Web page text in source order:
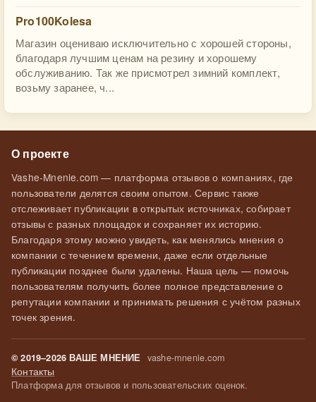
Pro100Kolesa
Магазин оцениваю исключительно с хорошей стороны,
благодаря лучшим ценам на резину и хорошему
обслуживанию. Так же присмотрел зимний комплект,
возьму заранее, ч...
О проекте
Vashe-Mnenie.com — платформа отзывов о компаниях, где
пользователи делятся своим опытом. Сервис также
отслеживает публикации в открытых источниках, собирает
отзывы с разных площадок и сохраняет их историю.
Благодаря этому можно увидеть, как менялись мнения о
компании с течением времени, даже если отдельные
публикации позднее были удалены. Наша цель — помочь
пользователям получить более полное представление о
репутации компании и принимать решения с учётом разных
точек зрения.
© 2019–2026 ВАШЕ МНЕНИЕ vashe-mnenie.com
Контакты
Платформа для отзывов и пользовательских оценок.